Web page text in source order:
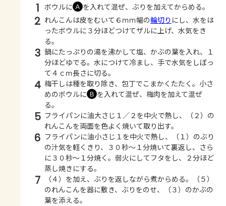
1 ボウルに Ａ を入れて混ぜ、ぶりを加えてからめる。
2 れんこんは皮をむいて６ｍｍ幅の輪切り にし、水をは
ったボウルに３分ほどつけてザルに上げ、水気をき
る。
3 鍋にたっぷりの湯を沸かして塩、かぶの葉を入れ、１
分ほどゆでる。水につけて冷まし、手で水気をしぼっ
て４ｃｍ長さに切る。
4 梅干しは種を取り除き、包丁でこまかくたたく。小さ
めのボウルに Ｂ を入れて混ぜ、梅肉を加えて混ぜ
る。
5 フライパンに油大さじ１／２を中火で熱し、（２）の
れんこんを両面を色よく焼いて取り出す。
6 フライパンに油小さじ１を中火で熱し、（１）のぶり
の汁気を軽くきり、３０秒～１分焼いて裏返し、さら
に３０秒～１分焼く。弱火にしてフタをし、２分ほど
蒸し焼きにする。
7
（４）を加え、ぶりを返しながら煮からめる。（５）
のれんこんを器に敷き、ぶりをのせ、（３）のかぶの
葉を添える。